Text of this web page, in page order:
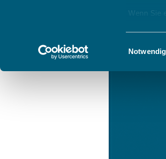
Wenn Sie
Ihr
Wir
anbieten
und
Notwendig